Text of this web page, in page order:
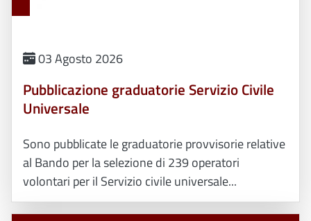
03 Agosto 2026
Pubblicazione graduatorie Servizio Civile
Universale
Sono pubblicate le graduatorie provvisorie relative
al Bando per la selezione di 239 operatori
volontari per il Servizio civile universale...